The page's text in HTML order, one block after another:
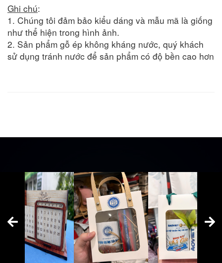
Ghi chú:
1. Chúng tôi đảm bảo kiểu dáng và mẫu mã là giống
như thể hiện trong hình ảnh.
2. Sản phẩm gỗ ép không kháng nước, quý khách
sử dụng tránh nước để sản phẩm có độ bền cao hơn